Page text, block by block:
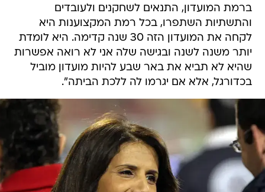
ברמת המועדון, התנאים לשחקנים ולעובדים
והתשתיות השתפרו, בכל רמת המקצוענות היא
לקחה את המועדון הזה 30 שנה קדימה. היא לומדת
יותר משנה לשנה ובגישה שלה אני לא רואה אפשרות
שהיא לא תביא את באר שבע להיות מועדון מוביל
בכדורגל, אלא אם יגרמו לה ללכת הביתה".